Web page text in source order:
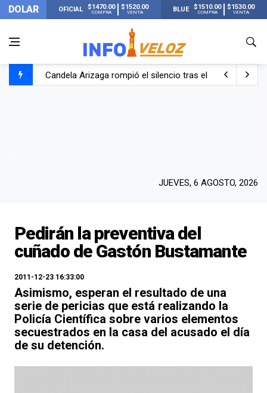
DOLAR OFICIAL $1470.00
COMPRA
$1520.00
VENTA BLUE $1510.00
COMPRA
$1530.00
VENTA
Candela Arizaga rompió el silencio tras el incidente con
JUEVES, 6 AGOSTO, 2026
Pedirán la preventiva del
cuñado de Gastón Bustamante
2011-12-23 16:33:00
Asimismo, esperan el resultado de una
serie de pericias que está realizando la
Policía Científica sobre varios elementos
secuestrados en la casa del acusado el día
de su detención.